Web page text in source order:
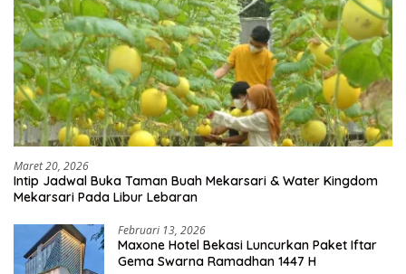
Maret 20, 2026
Intip Jadwal Buka Taman Buah Mekarsari & Water Kingdom
Mekarsari Pada Libur Lebaran
Februari 13, 2026
Maxone Hotel Bekasi Luncurkan Paket Iftar
Gema Swarna Ramadhan 1447 H